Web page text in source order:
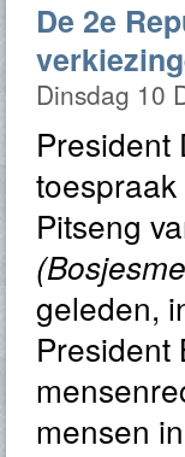
De 2e
Dinsdag 10
President
Pitseng
geleden,
President
mensen